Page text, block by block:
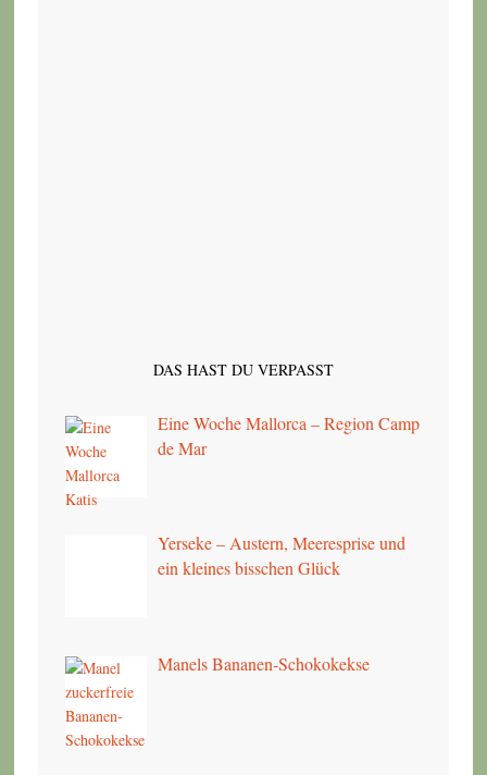
DAS HAST DU VERPASST
Eine Woche Mallorca – Region Camp
de Mar
Yerseke – Austern, Meeresprise und
ein kleines bisschen Glück
Manels Bananen-Schokokekse